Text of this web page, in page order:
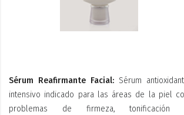
Sérum Reafirmante Facial: Sérum
intensivo indicado para las áreas de la piel
problemas de firmeza, tonificación